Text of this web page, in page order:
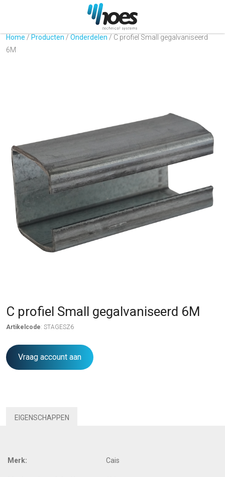
Home / Producten / Onderdelen / C profiel Small gegalvaniseerd
6M
C profiel Small gegalvaniseerd 6M
Artikelcode: STAGESZ6
Vraag account aan
EIGENSCHAPPEN
Merk: Cais